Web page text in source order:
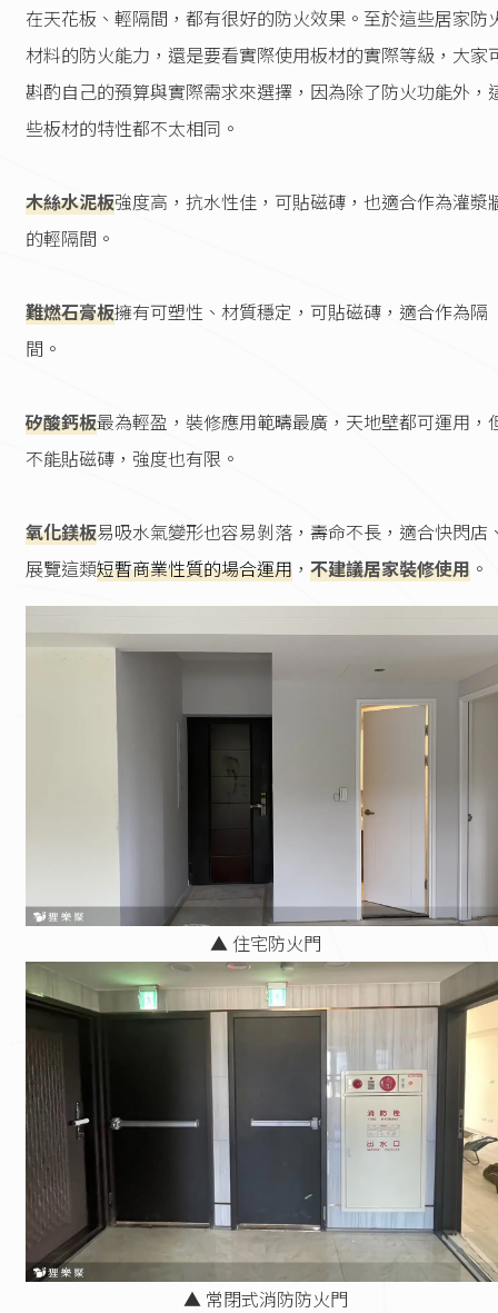
在天花板、輕隔間，都有很好的防火效果。至於這些居家防
材料的防火能力，還是要看實際使用板材的實際等級，大家
斟酌自己的預算與實際需求來選擇，因為除了防火功能外，
些板材的特性都不太相同。
木絲水泥板強度高，抗水性佳，可貼磁磚，也適合作為灌漿
的輕隔間。
難燃石膏板擁有可塑性、材質穩定，可貼磁磚，適合作為隔
間。
矽酸鈣板最為輕盈，裝修應用範疇最廣，天地壁都可運用，
不能貼磁磚，強度也有限。
氧化鎂板易吸水氣變形也容易剝落，壽命不長，適合快閃店
展覽這類短暫商業性質的場合運用 ， 不建議居家裝修使用 。
▲ 住宅防火門
▲ 常閉式消防防火門